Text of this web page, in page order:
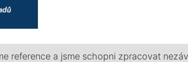
reference a jsme schopni zpracovat